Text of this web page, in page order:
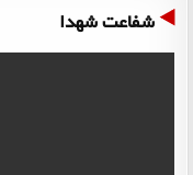
شفاعت شهدا